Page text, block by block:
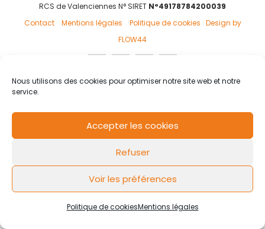
Nous utilisons des cookies pour optimiser notre site web et notre
service.
Accepter les cookies
Refuser
Voir les préférences
Politique de cookiesMentions légales
RCS de Valenciennes N° SIRET N°49178784200039
Contact
Mentions légales Politique de cookies Design by
FLOW44